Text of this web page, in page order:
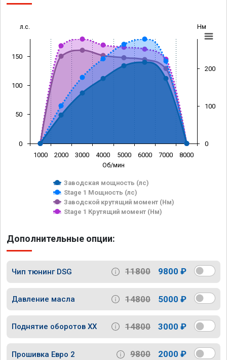
Об/мин
л.с. Нм
Заводская мощность (лс)
Stage 1 Мощность (лс)
Заводской крутящий момент (Нм)
Stage 1 Крутящий момент (Нм)
1000 2000 3000 4000 5000 6000 7000 8000
0
50
100
150
0
100
200
Дополнительные опции:
Чип тюнинг DSG 11800 9800 ₽
Давление масла 14800 5000 ₽
Поднятие оборотов ХХ 14800 3000 ₽
Прошивка Евро 2 9800 2000 ₽